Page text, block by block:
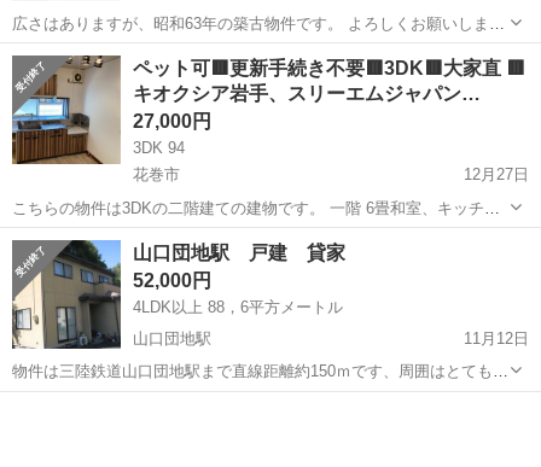
広さはありますが、昭和63年の築古物件です。 よろしくお願いしま
す。 ⭐️家賃 25,000円/月 ⭐️敷金 なし ⭐️礼金 なし ⭐️駐車 普通車２
台 ⭐️更新手数料 なし 築古ですのが日当たり良好。お好きなように改
良し...
岩手 一関市 千厩駅 一戸建て 物件
ペット可🟥更新手続き不要🟥3DK🟥大家直 🟥
キオクシア岩手、スリーエムジャパン…
27,000円
3DK 94
花巻市
12月27日
こちらの物件は3DKの二階建ての建物です。 一階 6畳和室、キッチ
ン、お風呂、トイレ（汲み取り式） 二階 8畳和室、6畳フローリング
大家直なので２年に一回の更新手続きはありません‼️ 初期費用は保証
会社によりますが初回...
岩手 花巻市 一戸建て 初期
山口団地駅 戸建 貸家
52,000円
4LDK以上 88，6平方メートル
山口団地駅
11月12日
物件は三陸鉄道山口団地駅まで直線距離約150ｍです、周囲はとても静
かです、 内見見学は１２月１６日からできます。家賃は市内相場より